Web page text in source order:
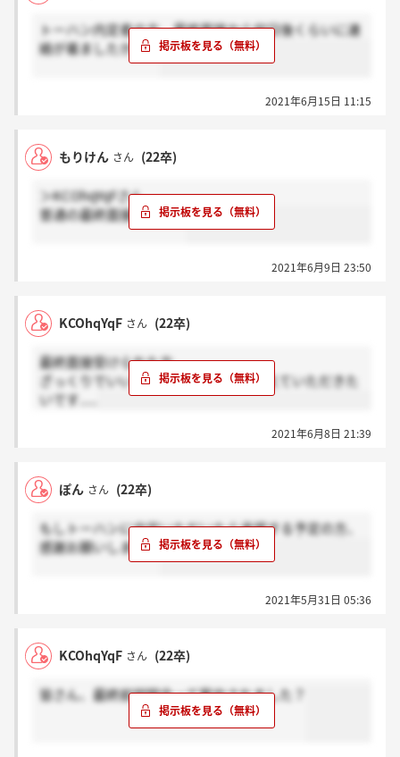
トーハン内定者の方、最終面接から何日後くらいに連
絡が着ましたか？？
2021年6月15日 11:15
もりけん さん (22卒)
＞KCOhqYqFさん
普通の最終面接でした。
2021年6月9日 23:50
KCOhqYqF さん (22卒)
最終面接受けられた方。
ざっくりでいいので、雰囲気などを教えていただきた
いです.....
2021年6月8日 21:39
ぽん さん (22卒)
もしトーハンに内定いただいたら承諾する予定の方、
感謝お願いします！
2021年5月31日 05:36
KCOhqYqF さん (22卒)
皆さん、最終前説明会って案内されました？